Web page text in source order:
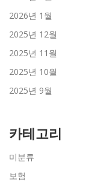
2026년 1월
2025년 12월
2025년 11월
2025년 10월
2025년 9월
카테고리
미분류
보험